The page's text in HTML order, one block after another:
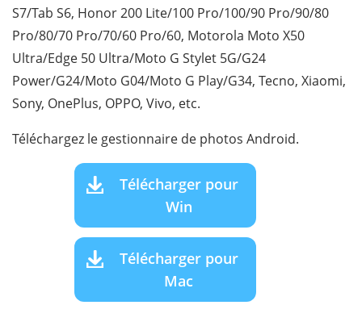
S7/Tab S6, Honor 200 Lite/100 Pro/100/90 Pro/90/80
Pro/80/70 Pro/70/60 Pro/60, Motorola Moto X50
Ultra/Edge 50 Ultra/Moto G Stylet 5G/G24
Power/G24/Moto G04/Moto G Play/G34, Tecno, Xiaomi,
Sony, OnePlus, OPPO, Vivo, etc.
Téléchargez le gestionnaire de photos Android.
Télécharger pour
Win
Télécharger pour
Mac